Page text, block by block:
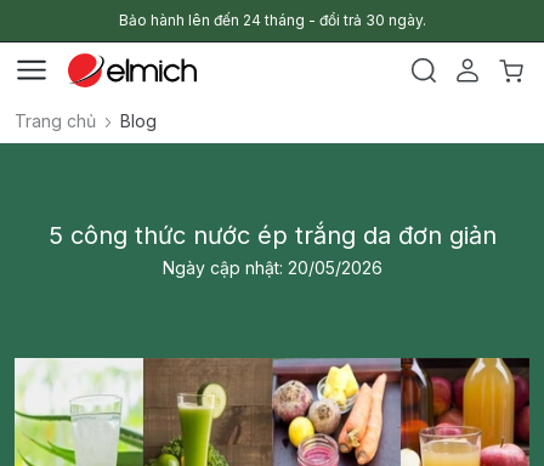
Bảo hành lên đến 24 tháng - đổi trả 30 ngày.
Trang chủ Blog
5 công thức nước ép trắng da đơn giản
Ngày cập nhật: 20/05/2026